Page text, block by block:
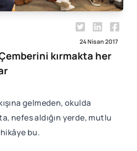
24 Nisan 2017
kırmakta her
gelmeden, okulda
nefes aldığın yerde, mutlu
bu.